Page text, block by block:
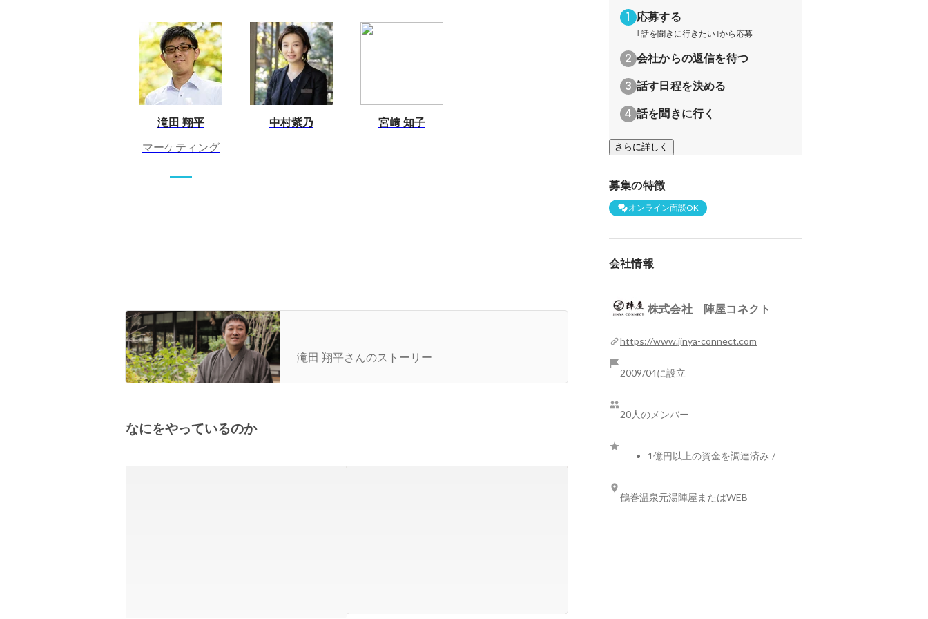
滝田 翔平
マーケティング
中村紫乃 宮﨑 知子
滝田 翔平さんのストーリー
なにをやっているのか
応募する
｢話を聞きに行きたい｣から応募
会社からの返信を待つ
話す日程を決める
話を聞きに行く
さらに詳しく
募集の特徴
オンライン面談OK
会社情報
株式会社 陣屋コネクト
https://www.jinya-connect.com
2009/04に設立
20人のメンバー
1億円以上の資金を調達済み /
鶴巻温泉元湯陣屋またはWEB